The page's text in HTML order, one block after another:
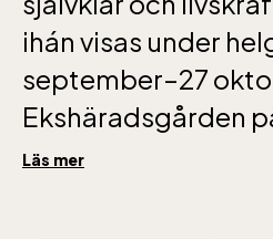
ihán visas under
september–27
Ekshäradsgården
Läs mer
oktober-december
10-16